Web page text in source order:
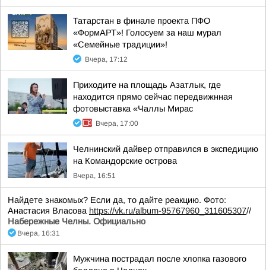
Татарстан в финале проекта ПФО
«ФормАРТ»! Голосуем за наш мурал
«Семейные традиции»!
Вчера, 17:12
Приходите на площадь Азатлык, где
находится прямо сейчас передвижнная
фотовыставка «Чаллы Мирас
Вчера, 17:00
Челнинский дайвер отправился в экспедицию
на Командорские острова
Вчера, 16:51
Найдете знакомых? Если да, то дайте реакцию. Фото:
Анастасия Власова https://vk.ru/album-95767960_311605307//
Набережные Челны. Официально
Вчера, 16:31
Мужчина пострадал после хлопка газового